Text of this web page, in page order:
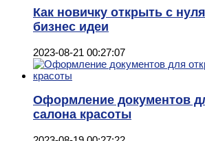
Как новичку открыть с
бизнес идеи
2023-08-21 00:27:07
Оформление документов
салона красоты